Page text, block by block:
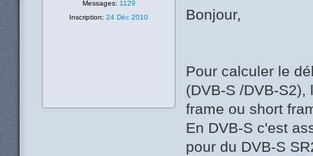
Bonjour,
Pour calculer le
(DVB-S /DVB-
frame ou short
En DVB-S c'est
pour du DVB-S
Messages: 1129
Inscription: 24 Déc 2010